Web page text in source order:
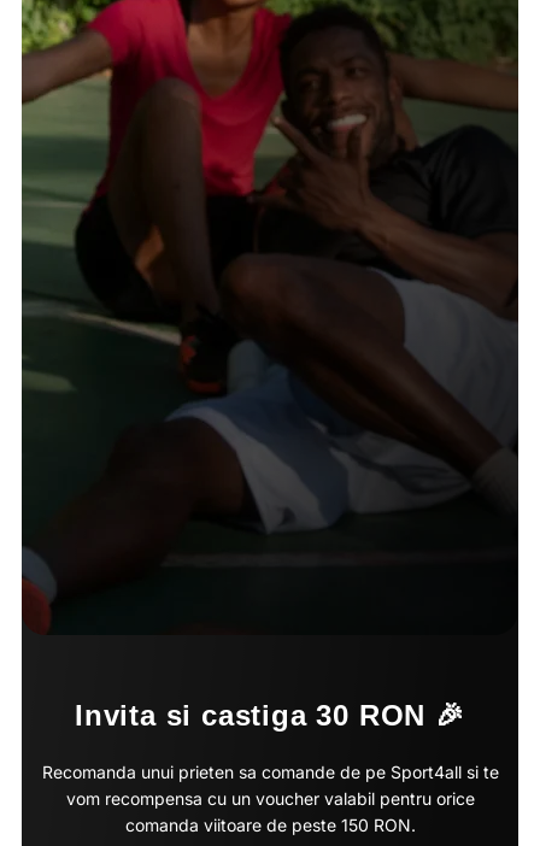
Invita si castiga 30 RON 🎉
Recomanda unui prieten sa comande de pe Sport4all si te
vom recompensa cu un voucher valabil pentru orice
comanda viitoare de peste 150 RON.